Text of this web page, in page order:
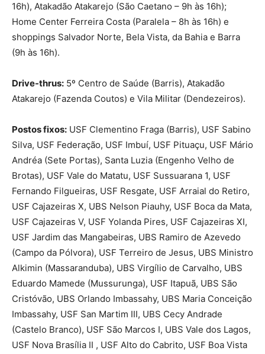
16h), Atakadão Atakarejo (São Caetano – 9h às 16h);
Home Center Ferreira Costa (Paralela – 8h às 16h) e
shoppings Salvador Norte, Bela Vista, da Bahia e Barra
(9h às 16h).
Drive-thrus: 5º Centro de Saúde (Barris), Atakadão
Atakarejo (Fazenda Coutos) e Vila Militar (Dendezeiros).
Postos fixos: USF Clementino Fraga (Barris), USF Sabino
Silva, USF Federação, USF Imbuí, USF Pituaçu, USF Mário
Andréa (Sete Portas), Santa Luzia (Engenho Velho de
Brotas), USF Vale do Matatu, USF Sussuarana 1, USF
Fernando Filgueiras, USF Resgate, USF Arraial do Retiro,
USF Cajazeiras X, UBS Nelson Piauhy, USF Boca da Mata,
USF Cajazeiras V, USF Yolanda Pires, USF Cajazeiras XI,
USF Jardim das Mangabeiras, UBS Ramiro de Azevedo
(Campo da Pólvora), USF Terreiro de Jesus, UBS Ministro
Alkimin (Massaranduba), UBS Virgílio de Carvalho, UBS
Eduardo Mamede (Mussurunga), USF Itapuã, UBS São
Cristóvão, UBS Orlando Imbassahy, UBS Maria Conceição
Imbassahy, USF San Martim III, UBS Cecy Andrade
(Castelo Branco), USF São Marcos I, UBS Vale dos Lagos,
USF Nova Brasília II , USF Alto do Cabrito, USF Boa Vista